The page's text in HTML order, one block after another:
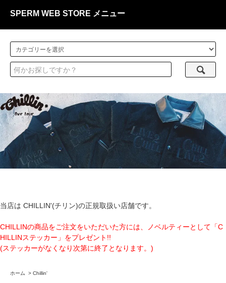
SPERM WEB STORE メニュー
当店は CHILLIN'(チリン)の正規取扱い店舗です。
CHILLINの商品をご注文をいただいた方には、ノベルティーとして「C
HILLINステッカー」をプレゼント!!
(ステッカーがなくなり次第に終了となります。)
ホーム > Chillin'